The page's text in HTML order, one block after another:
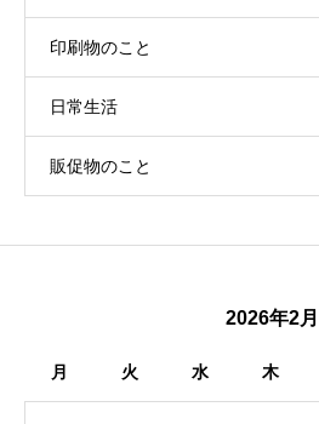
印刷物のこと
日常生活
販促物のこと
2026年2月
月 火 水 木